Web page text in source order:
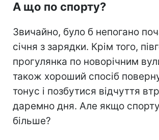
А що по спорту?
Звичайно, було б непогано
січня з зарядки. Крім того,
прогулянка по новорічним
також хороший спосіб
тонус і позбутися відчуття
даремно дня. Але якщо
більше?